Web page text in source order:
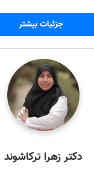
جزئیات بیشتر
دکتر زهرا ترکاشوند